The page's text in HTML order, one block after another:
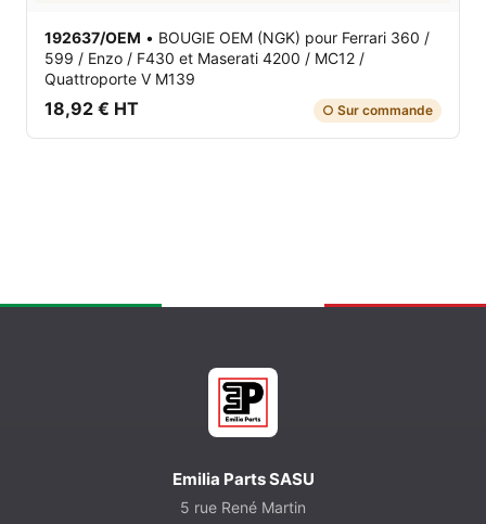
192637/OEM • BOUGIE OEM (NGK) pour Ferrari 360 /
599 / Enzo / F430 et Maserati 4200 / MC12 /
Quattroporte V M139
18,92 € HT ○ Sur commande
Emilia Parts SASU
5 rue René Martin